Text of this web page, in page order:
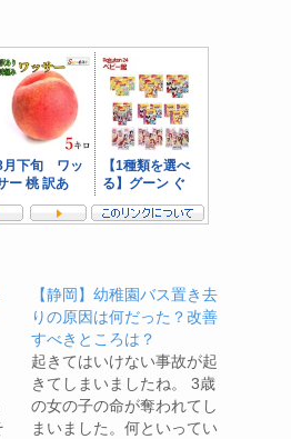
【静岡】幼稚園バス置き去
りの原因は何だった？改善
すべきところは？
起きてはいけない事故が起
きてしまいましたね。 3歳
の女の子の命が奪われてし
まいました。何といってい